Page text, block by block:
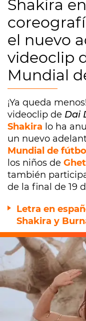
Shakira
el nuevo
videoclip
Mundial
¡Ya queda
videoclip de Dai
Shakira lo ha
un nuevo
Mundial de
los niños de
también
de la final de 19
Letra en
Shakira y